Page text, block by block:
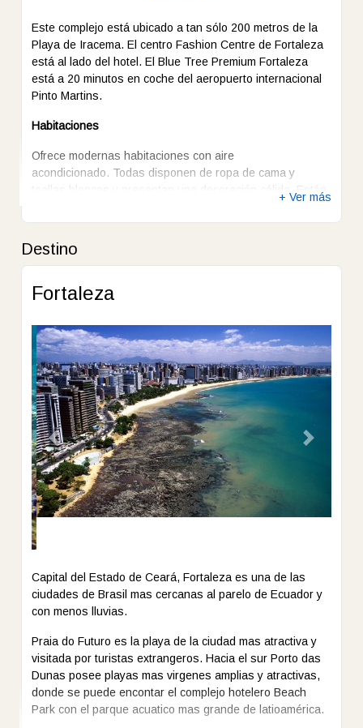
Este complejo está ubicado a tan sólo 200 metros de la
Playa de Iracema. El centro Fashion Centre de Fortaleza
está al lado del hotel. El Blue Tree Premium Fortaleza
está a 20 minutos en coche del aeropuerto internacional
Pinto Martins.
Habitaciones
Ofrece modernas habitaciones con aire
acondicionado. Todas disponen de ropa de cama y
toallas blancas y presentan una decoración cálida. Están
disponible durante todo el día.
El hotel dispone de piscina al aire libre y el gimnasio bien
Fortaleza
El restaurante Mandacaru sirve cocina internacional y
especialidades regionales. Los huéspedes pueden
escuchar el sonido de la cascada del Blue Tree Fortaleza
mientras disfrutan de un cóctel en el bar de la piscina. El
establecimiento ofrece servicio de lavandería y un centro
de negocios.
+ Ver más
Destino
Fortaleza
Previous Next
Capital del Estado de Ceará, Fortaleza es una de las
con menos lluvias.
Praia do Futuro es la playa de la ciudad mas atractiva y
Dunas posee playas mas virgenes amplias y atractivas,
donde se puede encontar el complejo hotelero Beach
Park con el parque acuatico mas grande de latioamérica.
Fortaleza también es la puerta de entrada para visitar las
+ Ver más